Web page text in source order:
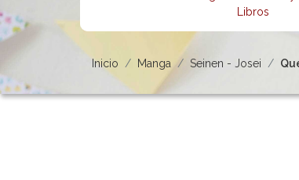
Libros
Inicio Manga Seinen - Josei